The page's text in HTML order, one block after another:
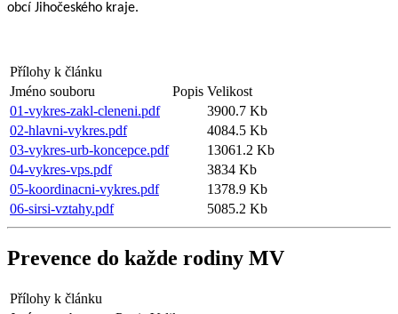
obcí Jihočeského kraje.
Přílohy k článku
Jméno souboru
Popis Velikost
01-vykres-zakl-cleneni.pdf
3900.7 Kb
02-hlavni-vykres.pdf
4084.5 Kb
03-vykres-urb-koncepce.pdf
13061.2 Kb
04-vykres-vps.pdf
3834 Kb
05-koordinacni-vykres.pdf
1378.9 Kb
06-sirsi-vztahy.pdf
5085.2 Kb
Prevence do každe rodiny MV
Přílohy k článku